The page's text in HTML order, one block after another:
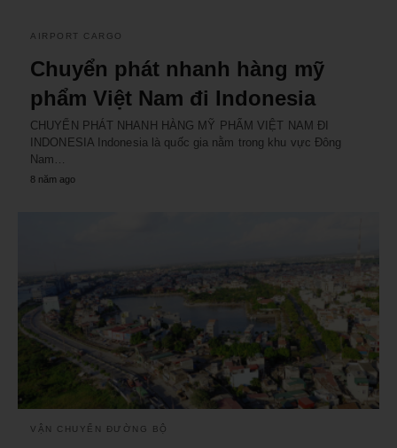
AIRPORT CARGO
Chuyển phát nhanh hàng mỹ
phẩm Việt Nam đi Indonesia
CHUYỂN PHÁT NHANH HÀNG MỸ PHẨM VIỆT NAM ĐI
INDONESIA Indonesia là quốc gia nằm trong khu vực Đông
Nam…
8 năm ago
VẬN CHUYỂN ĐƯỜNG BỘ